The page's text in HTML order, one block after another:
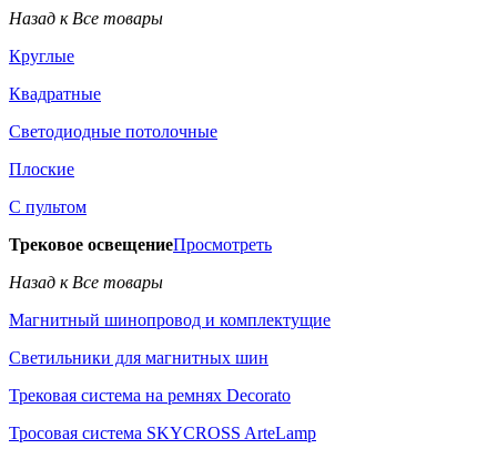
Назад к Все товары
Круглые
Квадратные
Светодиодные потолочные
Плоские
С пультом
Трековое освещениеПросмотреть
Назад к Все товары
Магнитный шинопровод и комплектущие
Светильники для магнитных шин
Трековая система на ремнях Decorato
Тросовая система SKYCROSS ArteLamp